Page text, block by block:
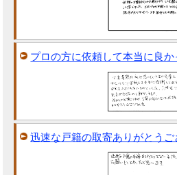
プロの方に依頼して本当に良か
迅速な戸籍の取寄ありがとうご